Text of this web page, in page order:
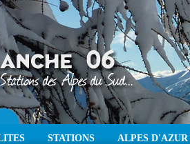
STATIONS ALPES D'AZUR